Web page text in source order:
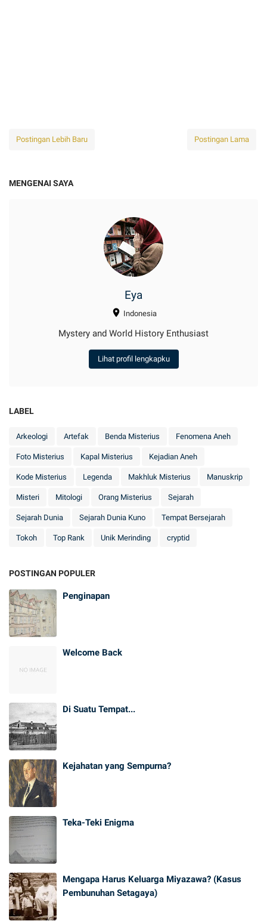
Postingan Lebih Baru Postingan Lama
MENGENAI SAYA
Eya
Indonesia
Mystery and World History Enthusiast
Lihat profil lengkapku
LABEL
Arkeologi Artefak Benda Misterius Fenomena Aneh
Foto Misterius Kapal Misterius Kejadian Aneh
Kode Misterius Legenda Makhluk Misterius Manuskrip
Misteri Mitologi Orang Misterius Sejarah
Sejarah Dunia Sejarah Dunia Kuno Tempat Bersejarah
Tokoh Top Rank Unik Merinding cryptid
POSTINGAN POPULER
Penginapan
Welcome Back
Di Suatu Tempat...
Kejahatan yang Sempurna?
Teka-Teki Enigma
Mengapa Harus Keluarga Miyazawa? (Kasus
Pembunuhan Setagaya)